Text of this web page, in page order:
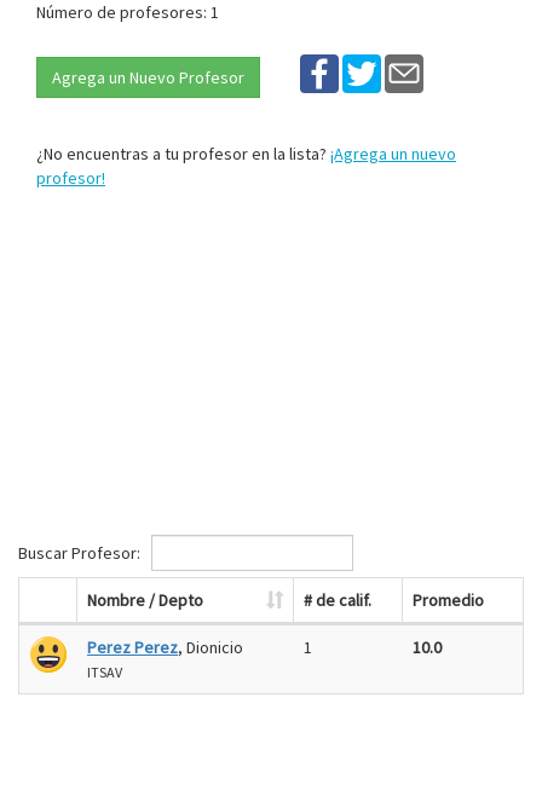
Número de profesores: 1
Agrega un Nuevo Profesor
¿No encuentras a tu profesor en la lista? ¡Agrega un nuevo
profesor!
Buscar Profesor:
Nombre / Depto # de calif. Promedio
Perez Perez, Dionicio
ITSAV
1 10.0